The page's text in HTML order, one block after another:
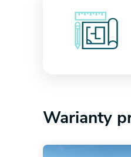
Warianty